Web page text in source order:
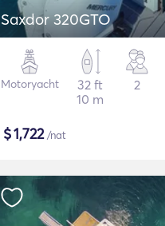
Saxdor 320GTO
Motoryacht
32 ft
10 m
2
$1,722/nat